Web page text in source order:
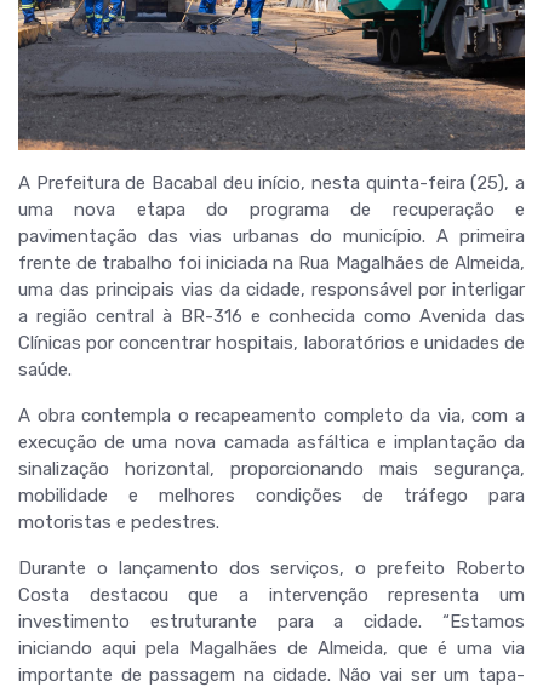
A Prefeitura de Bacabal deu início, nesta quinta-feira (25), a
uma nova etapa do programa de recuperação e
pavimentação das vias urbanas do município. A primeira
frente de trabalho foi iniciada na Rua Magalhães de Almeida,
uma das principais vias da cidade, responsável por interligar
a região central à BR-316 e conhecida como Avenida das
Clínicas por concentrar hospitais, laboratórios e unidades de
saúde.
A obra contempla o recapeamento completo da via, com a
execução de uma nova camada asfáltica e implantação da
sinalização horizontal, proporcionando mais segurança,
mobilidade e melhores condições de tráfego para
motoristas e pedestres.
Durante o lançamento dos serviços, o prefeito Roberto
Costa destacou que a intervenção representa um
investimento estruturante para a cidade. “Estamos
iniciando aqui pela Magalhães de Almeida, que é uma via
importante de passagem na cidade. Não vai ser um tapa-